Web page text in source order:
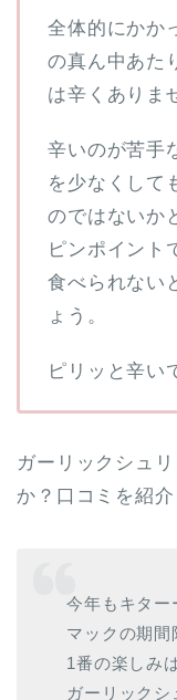
全体的にかか
の真ん中あた
は辛くありま
辛いのが苦手
を少なくして
のではないか
ピンポイント
食べられない
ょう。
ピリッと辛い
ガーリックシュ
か？口コミを紹介
今年もキター
マックの期間
1番の楽しみ
ガーリックシ